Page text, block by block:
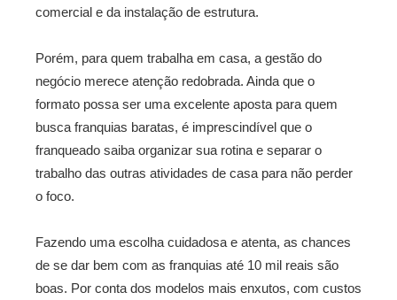
comercial e da instalação de estrutura.
Porém, para quem trabalha em casa, a gestão do
negócio merece atenção redobrada. Ainda que o
formato possa ser uma excelente aposta para quem
busca franquias baratas, é imprescindível que o
franqueado saiba organizar sua rotina e separar o
trabalho das outras atividades de casa para não perder
o foco.
Fazendo uma escolha cuidadosa e atenta, as chances
de se dar bem com as franquias até 10 mil reais são
boas. Por conta dos modelos mais enxutos, com custos